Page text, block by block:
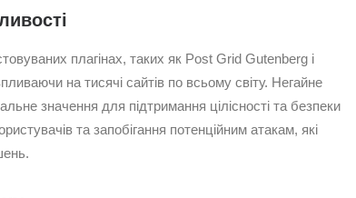
плагінах, таких як Post Grid Gutenberg і
на тисячі сайтів по всьому світу. Негайне
значення для підтримання цілісності та безпеки
та запобігання потенційним атакам, які